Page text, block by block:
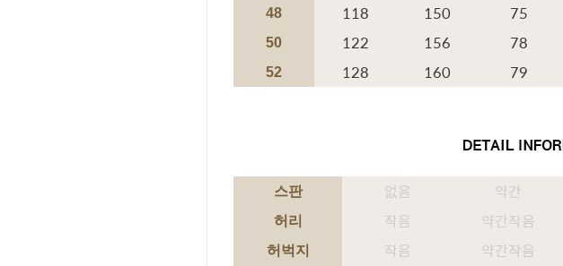
48 118 150 75
50 122 156 78
52 128 160 79
스판 없음 약간
허리 작음 약간작음
허벅지 작음 약간작음